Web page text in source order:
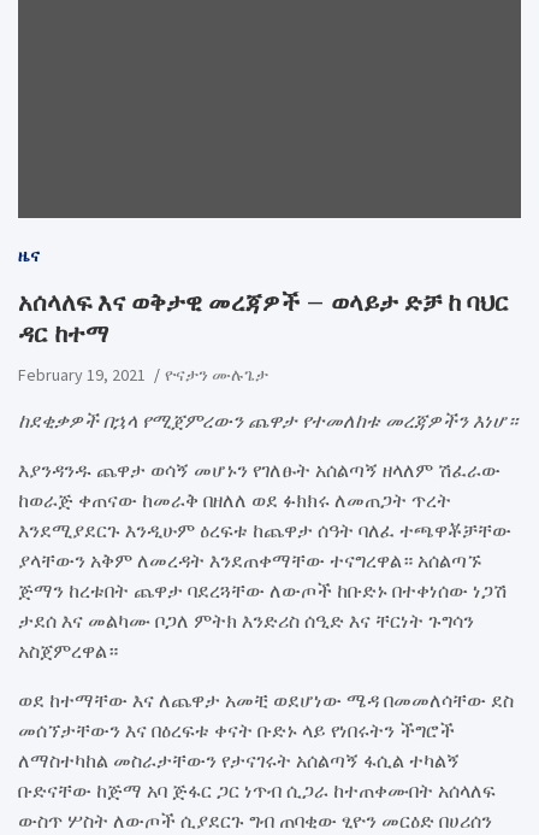
ዜና
አሰላለፍ እና ወቅታዊ መረጃዎች – ወላይታ ድቻ ከ ባህር
ዳር ከተማ
February 19, 2021 ዮናታን ሙሉጌታ
ከደቂቃዎች በኋላ የሚጀምረውን ጨዋታ የተመለከቱ መረጃዎችን እነሆ።
እያንዳንዱ ጨዋታ ወሳኝ መሆኑን የገለፁት አሰልጣኝ ዘላለም ሽፈራው
ከወራጅ ቀጠናው ከመራቅ በዘለለ ወደ ፉክክሩ ለመጠጋት ጥረት
እንደሚያደርጉ እንዲሁም ዕረፍቱ ከጨዋታ ሰዓት ባለፈ ተጫዋቾቻቸው
ያላቸውን አቅም ለመረዳት እንደጠቀማቸው ተናግረዋል። አሰልጣኙ
ጅማን ከረቱበት ጨዋታ ባደረጓቸው ለውጦች ከቡድኑ በተቀነሰው ነጋሽ
ታደሰ እና መልካሙ ቦጋለ ምትክ እንድሪስ ሰዒድ እና ቸርነት ጉግሳን
አስጀምረዋል።
ወደ ከተማቸው እና ለጨዋታ አመቺ ወደሆነው ሜዳ በመመለሳቸው ደስ
መሰኘታቸውን እና በዕረፍቱ ቀናት ቡድኑ ላይ የነበሩትን ችግሮች
ለማስተካከል መስራታቸውን የታናገሩት አሰልጣኝ ፋሲል ተካልኝ
ቡድናቸው ከጅማ አባ ጅፋር ጋር ነጥብ ሲጋራ ከተጠቀሙበት አሰላለፍ
ውስጥ ሦስት ለውጦች ሲያደርጉ ግብ ጠባቂው ፂዮን መርዕድ በሀሪሰን